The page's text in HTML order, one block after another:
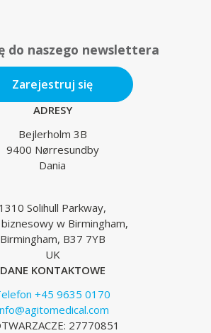
do naszego newslettera
Zarejestruj się
ADRESY
Bejlerholm 3B
9400 Nørresundby
Dania
1310 Solihull Parkway,
w Birmingham,
Birmingham, B37 7YB
UK
DANE KONTAKTOWE
+45 9635 0170
27770851